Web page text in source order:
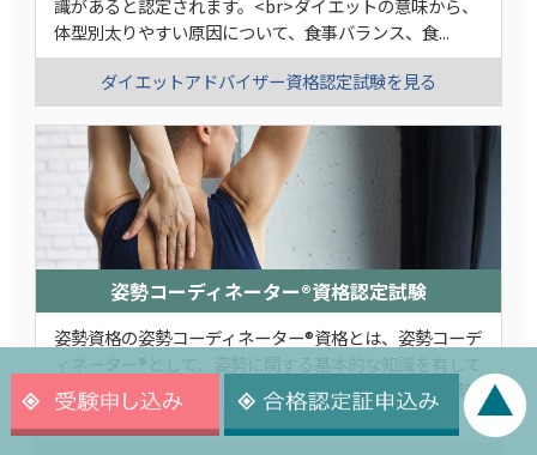
体型別太りやすい原因について、食事バランス、食...
ダイエットアドバイザー資格認定試験を見る
姿勢コーディネーター®資格認定試験
姿勢資格の姿勢コーディネーター®資格とは、姿勢コーデ
いることを認定されます。姿勢と心と体の関係、美姿勢
と顔のゆがみの関係、美姿勢と良いスタイルの関係...